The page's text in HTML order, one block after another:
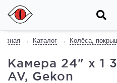
Каталог Колёса,
Камера 24" x 1
AV, Gekon